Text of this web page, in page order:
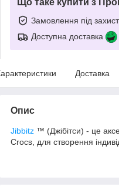
Замовлення під
Доступна доставка
Доставка
Опис
Jibbitz ™ (Джібітси) - це
Crocs, для створення